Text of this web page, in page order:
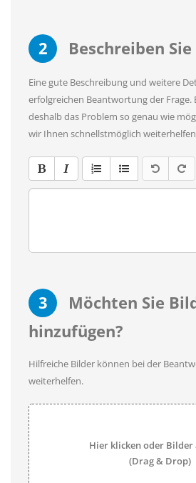
2 Beschreiben
Eine gute Beschreibung und weitere
erfolgreichen Beantwortung der Frage.
deshalb das Problem so genau wie
wir Ihnen schnellstmöglich
3
Möchten Sie
hinzufügen?
Hilfreiche Bilder können bei der
weiterhelfen.
Hier klicken oder Bilder
(Drag & Drop)